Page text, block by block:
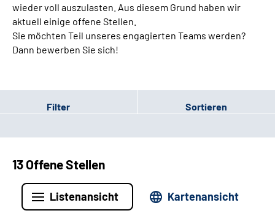
wieder voll auszulasten. Aus diesem Grund haben wir
aktuell einige offene Stellen.
Sie möchten Teil unseres engagierten Teams werden?
Dann bewerben Sie sich!
Filter Sortieren
13 Offene Stellen
Listenansicht Kartenansicht